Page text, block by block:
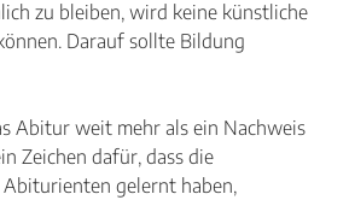
zu bleiben, wird keine künstliche
Darauf sollte Bildung
Abitur weit mehr als ein Nachweis
Zeichen dafür, dass die
gelernt haben,